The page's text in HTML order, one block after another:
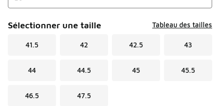
Sélectionner une taille Tableau des tailles
41.5 42 42.5 43
44 44.5 45 45.5
46.5 47.5